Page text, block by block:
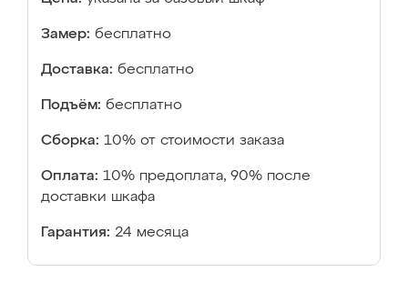
Замер: бесплатно
Доставка: бесплатно
Подъём: бесплатно
Сборка: 10% от стоимости заказа
Оплата: 10% предоплата, 90% после
доставки шкафа
Гарантия: 24 месяца